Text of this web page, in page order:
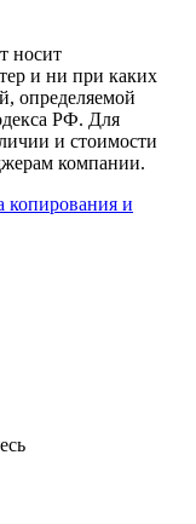
носит
и ни при каких
определяемой
РФ. Для
и стоимости
компании.
копирования и